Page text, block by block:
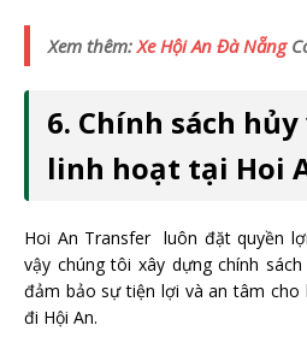
Xem thêm: Xe Hội An Đà Nẵng
6. Chính sách
linh hoạt tại Hoi
Hoi An Transfer luôn đặt quyền
vậy chúng tôi xây dựng chính
đảm bảo sự tiện lợi và an tâm
đi Hội An.